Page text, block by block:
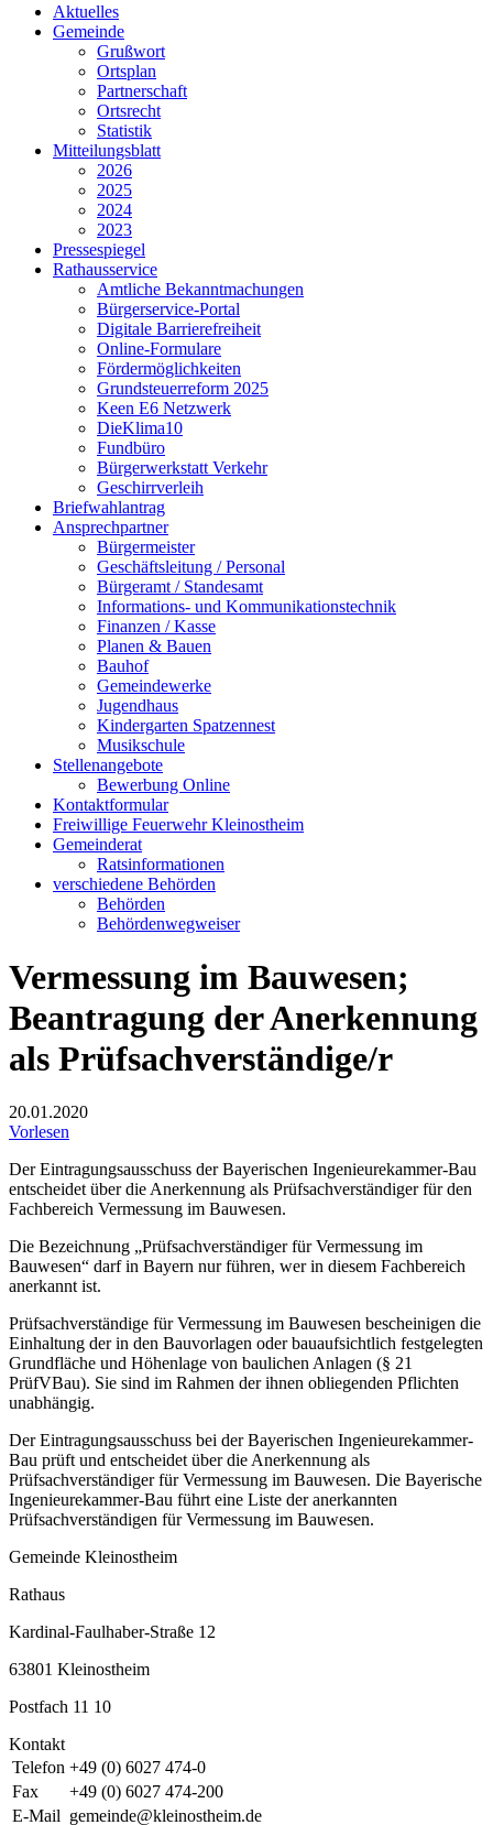
Aktuelles
Gemeinde
Grußwort
Ortsplan
Partnerschaft
Ortsrecht
Statistik
Mitteilungsblatt
2026
2025
2024
2023
Pressespiegel
Rathausservice
Amtliche Bekanntmachungen
Bürgerservice-Portal
Digitale Barrierefreiheit
Online-Formulare
Fördermöglichkeiten
Grundsteuerreform 2025
Keen E6 Netzwerk
DieKlima10
Fundbüro
Bürgerwerkstatt Verkehr
Geschirrverleih
Briefwahlantrag
Ansprechpartner
Bürgermeister
Geschäftsleitung / Personal
Bürgeramt / Standesamt
Informations- und Kommunikationstechnik
Finanzen / Kasse
Planen & Bauen
Bauhof
Gemeindewerke
Jugendhaus
Kindergarten Spatzennest
Musikschule
Stellenangebote
Bewerbung Online
Kontaktformular
Freiwillige Feuerwehr Kleinostheim
Gemeinderat
Ratsinformationen
verschiedene Behörden
Behörden
Behördenwegweiser
Vermessung im Bauwesen;
Beantragung der Anerkennung
als Prüfsachverständige/r
20.01.2020
Vorlesen
Der Eintragungsausschuss der Bayerischen Ingenieurekammer-Bau
entscheidet über die Anerkennung als Prüfsachverständiger für den
Fachbereich Vermessung im Bauwesen.
Die Bezeichnung „Prüfsachverständiger für Vermessung im
Bauwesen“ darf in Bayern nur führen, wer in diesem Fachbereich
anerkannt ist.
Prüfsachverständige für Vermessung im Bauwesen bescheinigen die
Einhaltung der in den Bauvorlagen oder bauaufsichtlich festgelegten
Grundfläche und Höhenlage von baulichen Anlagen (§ 21
PrüfVBau). Sie sind im Rahmen der ihnen obliegenden Pflichten
unabhängig.
Der Eintragungsausschuss bei der Bayerischen Ingenieurekammer-
Bau prüft und entscheidet über die Anerkennung als
Prüfsachverständiger für Vermessung im Bauwesen. Die Bayerische
Ingenieurekammer-Bau führt eine Liste der anerkannten
Prüfsachverständigen für Vermessung im Bauwesen.
Gemeinde Kleinostheim
Rathaus
Kardinal-Faulhaber-Straße 12
63801 Kleinostheim
Postfach 11 10
Kontakt
Telefon +49 (0) 6027 474-0
Fax
+49 (0) 6027 474-200
E-Mail gemeinde@kleinostheim.de